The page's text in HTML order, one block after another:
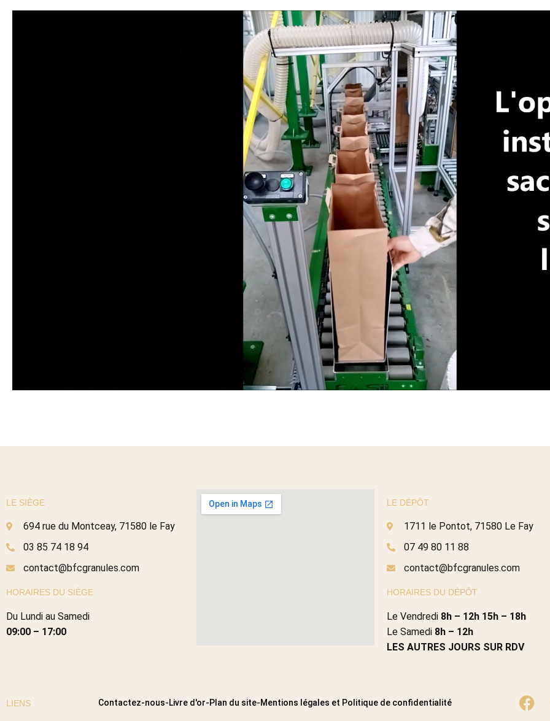
LE SIÈGE
694 rue du Montceay, 71580 le Fay
03 85 74 18 94
contact@bfcgranules.com
HORAIRES DU SIÈGE
Du Lundi au Samedi
09:00 – 17:00
LE DÉPÔT
1711 le Pontot, 71580 Le Fay
07 49 80 11 88
contact@bfcgranules.com
HORAIRES DU DÉPÔT
Le Vendredi 8h – 12h 15h – 18h
Le Samedi 8h – 12h
LES AUTRES JOURS SUR RDV
LIENS Contactez-nous-Livre d'or-Plan du site-Mentions légales et Politique de confidentialité